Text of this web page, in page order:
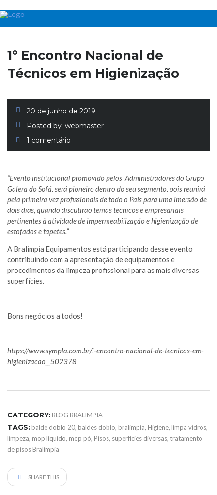
1º Encontro Nacional de
Técnicos em Higienização
20 de junho de 2019
Posted by: webmaster
1 comentário
“Evento institucional promovido pelos Administradores do Grupo
Galera do Sofá, será pioneiro dentro do seu segmento, pois reunirá
pela primeira vez profissionais de todo o País para uma imersão de
dois dias, quando discutirão temas técnicos e empresariais
pertinentes à atividade de impermeabilização e higienização de
estofados e tapetes.”
A Bralimpia Equipamentos está participando desse evento
contribuindo com a apresentação de equipamentos e
procedimentos da limpeza profissional para as mais diversas
superfícies.
Bons negócios a todos!
https://www.sympla.com.br/i-encontro-nacional-de-tecnicos-em-
higienizacao__502378
CATEGORY: BLOG BRALIMPIA
TAGS: balde doblo 20, baldes doblo, bralimpia, Higiene, limpa vidros,
limpeza, mop líquido, mop pó, Pisos, superfícies diversas, tratamento
de pisos Bralimpia
SHARE THIS